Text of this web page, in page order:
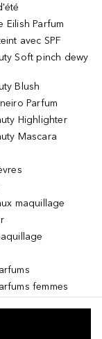
Eilish Parfum
avec SPF
Soft pinch dewy
Blush
Parfum
Highlighter
Mascara
maquillage
femmes